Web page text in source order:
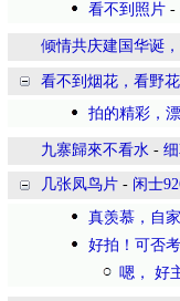
看不到照片 -
倾情共庆建国华诞
看不到烟花，看野
拍的精彩，
九寨歸來不看水 -
几张凤鸟片 - 闲士
真羡慕，自
好拍！可否
嗯， 好